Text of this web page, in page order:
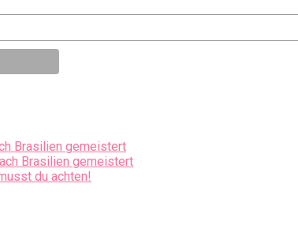
Brasilien gemeistert
Brasilien gemeistert
du achten!